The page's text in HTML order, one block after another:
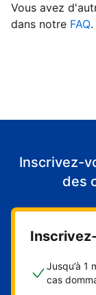
Vous avez
dans notre FAQ.
Accueillir
Inscrivez-
des
Jusqu’à 1
cas